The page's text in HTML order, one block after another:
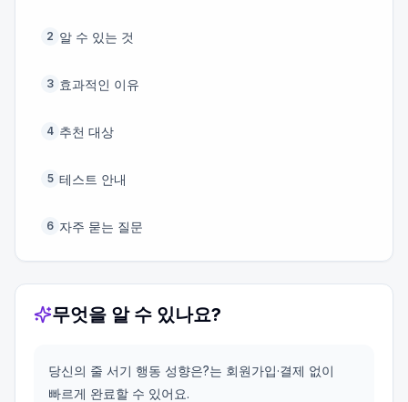
2 알 수 있는 것
3 효과적인 이유
4 추천 대상
5 테스트 안내
6 자주 묻는 질문
무엇을 알 수 있나요?
당신의 줄 서기 행동 성향은?는 회원가입·결제 없이
빠르게 완료할 수 있어요.